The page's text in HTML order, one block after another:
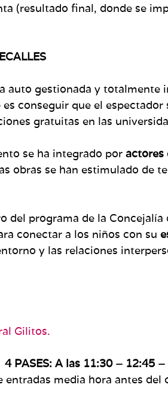
(resultado final, donde se
auto gestionada y totalmente
conseguir que el
gratuitas en las
se ha integrado por actores
obras se han estimulado de
del programa de la Concejalía
conectar a los niños con su
y las relaciones
Gilitos.
4 PASES: A las 11:30 – 12:45
entradas media hora antes del